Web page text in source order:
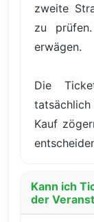
zweite
zu
erwägen.
Die
Kauf
Kann ich
der